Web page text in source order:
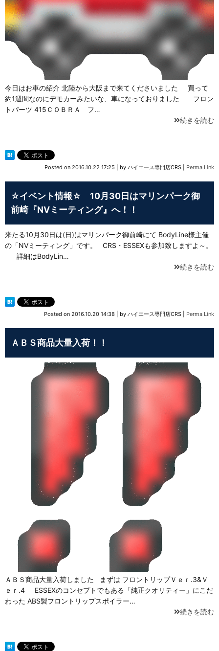
今日はお車の紹介 北陸から大阪まで来てくださいました 買って
約1週間なのにデモカーみたいな、車になっておりました フロン
トパーツ 415ＣＯＢＲＡ フ…
続きを読む
Posted on 2016.10.22 17:25 by ハイエース専門店CRS Perma Link
☆イベント情報☆ 10月30日はマリンパーク御
前崎『NVミーティング』へ！！
来たる10月30日は(日)はマリンパーク御前崎にて BodyLine様主催
の「NVミーティング」です。 CRS・ESSEXも参加致しますよ～。
詳細はBodyLin…
続きを読む
Posted on 2016.10.20 14:38 by ハイエース専門店CRS Perma Link
ＡＢＳ商品大量入荷！！
ＡＢＳ商品大量入荷しました まずは フロントリップＶｅｒ.3&Ｖ
ｅｒ.4 ESSEXのコンセプトでもある「純正クオリティー」にこだ
わった ABS製フロントリップスポイラー…
続きを読む